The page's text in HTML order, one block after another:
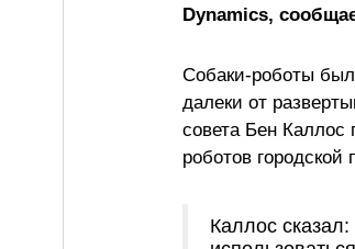
Dynamics,
Собаки-роботы
далеки от
совета Бен
роботов городской
Каллос